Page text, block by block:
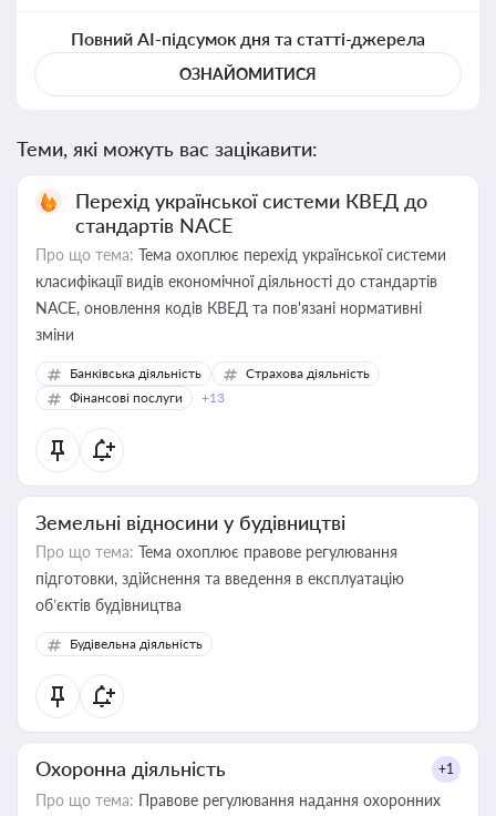
Повний AI-підсумок дня та статті-джерела
ОЗНАЙОМИТИСЯ
Теми, які можуть вас зацікавити:
Перехід української системи КВЕД до
стандартів NACE
Про що тема: Тема охоплює перехід української системи
класифікації видів економічної діяльності до стандартів
NACE, оновлення кодів КВЕД та пов'язані нормативні
зміни
Банківська діяльність
Страхова діяльність
Фінансові послуги
+13
Земельні відносини у будівництві
Про що тема: Тема охоплює правове регулювання
підготовки, здійснення та введення в експлуатацію
об’єктів будівництва
Будівельна діяльність
Охоронна діяльність +1
Про що тема: Правове регулювання надання охоронних